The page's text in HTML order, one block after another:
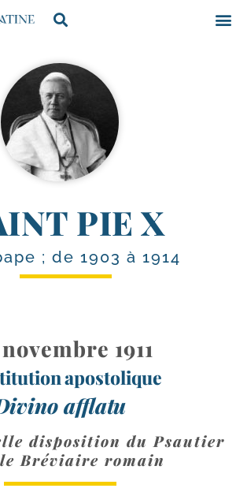
PIE X
; de 1903 à 1914
1911
apostolique
afflatu
disposition du Psautier
Bréviaire romain